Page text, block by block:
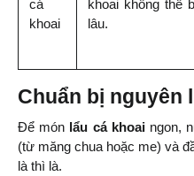
cá
khoai
khoai không thể
lâu.
Chuẩn bị nguyên
Để món lẩu cá khoai ngon,
(từ măng chua hoặc me) và
là thì là.